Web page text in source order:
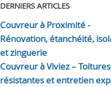
DERNIERS ARTICLES
Couvreur à Proximité -
Rénovation, étanchéité,
et zinguerie
Couvreur à Viviez – Toitures
résistantes et entretien